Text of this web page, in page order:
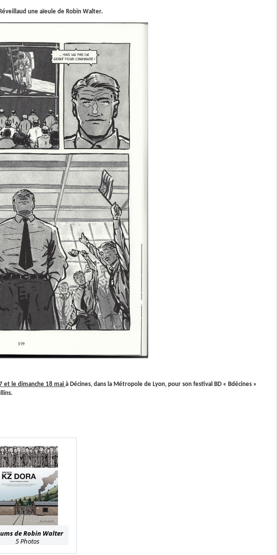
Réveillaud une aïeule de Robin Walter.
et le dimanche 18 mai à Décines, dans la Métropole de Lyon, pour son festival BD « Bdécines »
de Robin Walter
5 Photos